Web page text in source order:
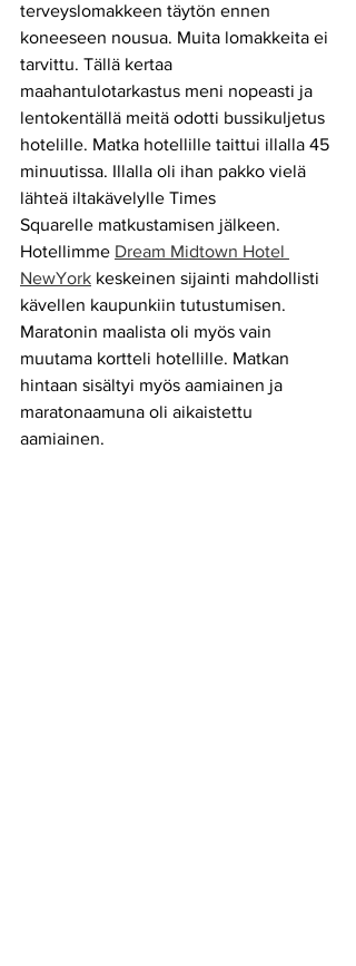
terveyslomakkeen täytön ennen
koneeseen nousua. Muita lomakkeita ei
tarvittu. Tällä kertaa
maahantulotarkastus meni nopeasti ja
lentokentällä meitä odotti bussikuljetus
hotelille. Matka hotellille taittui illalla 45
minuutissa. Illalla oli ihan pakko vielä
lähteä iltakävelylle Times
Squarelle matkustamisen jälkeen.
Hotellimme Dream Midtown Hotel
NewYork keskeinen sijainti mahdollisti
kävellen kaupunkiin tutustumisen.
Maratonin maalista oli myös vain
muutama kortteli hotellille. Matkan
hintaan sisältyi myös aamiainen ja
maratonaamuna oli aikaistettu
aamiainen.